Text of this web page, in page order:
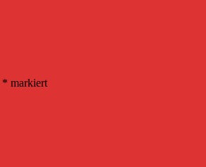
* markiert